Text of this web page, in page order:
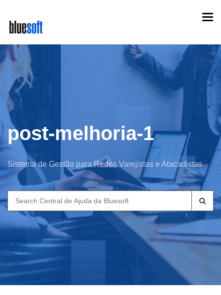
main
content
post-melhoria-1
Sistema de Gestão para Redes Varejistas e Atacadistas
Search
for: